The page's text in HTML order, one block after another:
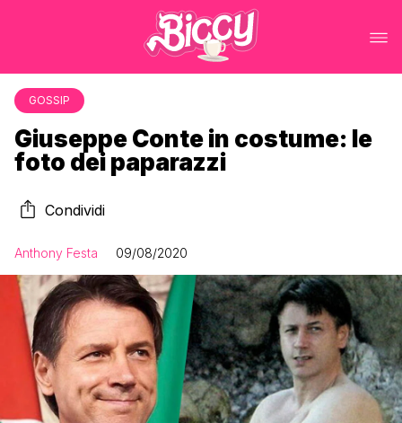
GOSSIP
Giuseppe Conte in costume: le
foto dei paparazzi
Condividi
Anthony Festa 09/08/2020